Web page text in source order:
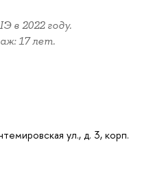
в 2022 году.
17 лет.
ул., д. 3, корп.